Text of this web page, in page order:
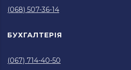
(068) 507-36-14
БУХГАЛТЕРІЯ
(067) 714-40-50